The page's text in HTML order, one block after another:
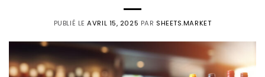
PUBLIÉ LEAVRIL 15, 2025 PAR SHEETS.MARKET